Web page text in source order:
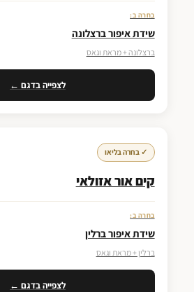
בחרה ב:
שידת איפור ברצלונה
ברצלונה + מראת וגאס
לצפייה בדגם ←
✓ בחרה בליאו
קים אור אזולאי
בחרה ב:
שידת איפור ברלין
ברלין + מראת וגאס
לצפייה בדגם ←